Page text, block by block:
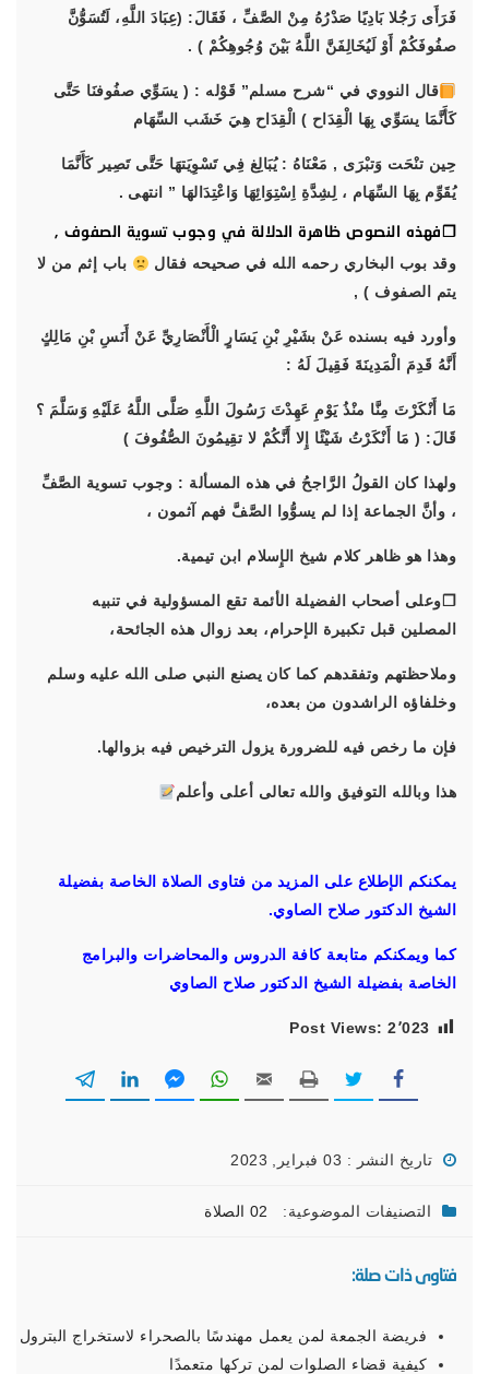
فَرَأَى رَجُلا بَادِيًا صَدْرُهُ مِنْ الصَّفِّ ، فَقَالَ: (عِبَادَ اللَّهِ، لَتُسَوُّنَّ
صفُوفَكُمْ أَوْ لَيُخَالِفَنَّ اللَّهُ بَيْنَ وُجُوهِكُمْ ) .
قال النووي في “شرح مسلم” قَوْله : ( يسَوِّي صفُوفنَا حَتَّى
كَأَنَّمَا يسَوِّي بِهَا الْقِدَاح ) الْقِدَاح هِيَ خَشَب السِّهَام
حِين تنْحَت وَتبْرَى , مَعْنَاهُ : يُبَالِغ فِي تَسْوِيَتهَا حَتَّى تَصِير كَأَنَّمَا
يُقَوِّم بِهَا السِّهَام ، لِشِدَّةِ اِسْتِوَائِهَا وَاعْتِدَالهَا ” انتهى .
❐فهذه النصوص ظاهرة الدلالة في وجوب تسوية الصفوف ,
وقد بوب البخاري رحمه الله في صحيحه فقال
باب إثم من لا
يتم الصفوف ) ,
وأورد فيه بسنده عَنْ بشَيْرِ بْنِ يَسَارٍ الْأَنْصَارِيِّ عَنْ أَنَسِ بْنِ مَالِكٍ
أَنَّهُ قَدِمَ الْمَدِينَةَ فَقِيلَ لَهُ :
مَا أَنْكَرْتَ مِنَّا منْذُ يَوْمِ عَهِدْتَ رَسُولَ اللَّهِ صَلَّى اللَّهُ عَلَيْهِ وَسَلَّمَ ؟
قَالَ: ( مَا أَنْكَرْتُ شَيْئًا إِلا أَنَّكُمْ لا تقِيمُونَ الصُّفُوفَ )
ولهذا كان القولُ الرَّاجحُ في هذه المسألة : وجوب تسوية الصَّفِّ
، وأنَّ الجماعة إذا لم يسوُّوا الصَّفَّ فهم آثمون ،
وهذا هو ظاهر كلام شيخ الإِسلام ابن تيمية.
❐وعلى أصحاب الفضيلة الأئمة تقع المسؤولية في تنبيه
المصلين قبل تكبيرة الإحرام، بعد زوال هذه الجائحة،
وملاحظتهم وتفقدهم كما كان يصنع النبي صلى الله عليه وسلم
وخلفاؤه الراشدون من بعده،
فإن ما رخص فيه للضرورة يزول الترخيص فيه بزوالها.
هذا وبالله التوفيق والله تعالى أعلى وأعلم
يمكنكم الإطلاع على المزيد من فتاوى الصلاة الخاصة بفضيلة
الشيخ الدكتور صلاح الصاوي.
كما ويمكنكم متابعة كافة الدروس والمحاضرات والبرامج
الخاصة بفضيلة الشيخ الدكتور صلاح الصاوي
Post Views: 2٬023
تاريخ النشر : 03 فبراير, 2023
التصنيفات الموضوعية: 02 الصلاة
فتاوى ذات صلة:
فريضة الجمعة لمن يعمل مهندسًا بالصحراء لاستخراج البترول
كيفية قضاء الصلوات لمن تركها متعمدًا